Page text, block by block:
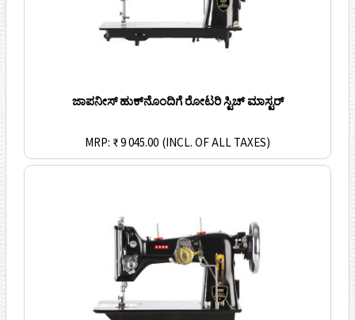
ಜಾಪನೀಸ್ ಹುಕ್‌ನೊಂದಿಗೆ ರೋಟರಿ ಸ್ಟಿಚ್ ಮಾಸ್ಟರ್
MRP: ₹ 9 045.00 (INCL. OF ALL TAXES)